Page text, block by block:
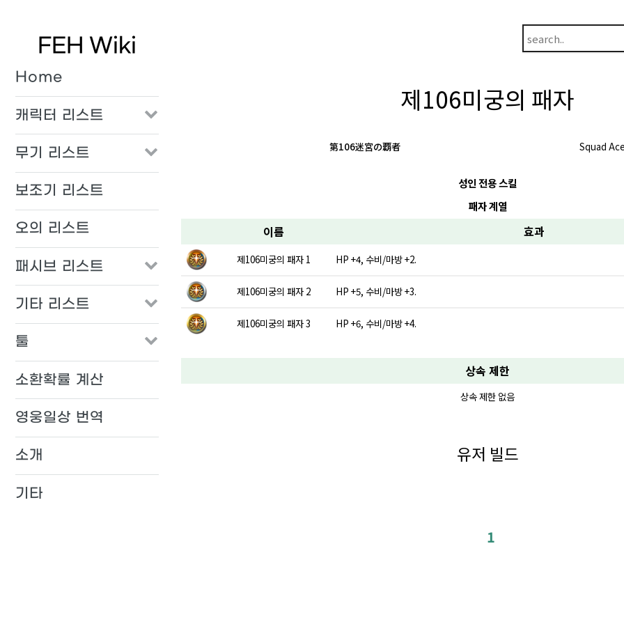
FEH Wiki
Home
캐릭터 리스트
무기 리스트
보조기 리스트
오의 리스트
패시브 리스트
기타 리스트
툴
소환확률 계산
영웅일상 번역
소개
기타
제106미궁의 패자
第106迷宮の覇者 Squad
성인 전용 스킬
패자 계열
이름 효과
제106미궁의 패자 1 HP +4, 수비/마방 +2.
제106미궁의 패자 2 HP +5, 수비/마방 +3.
제106미궁의 패자 3 HP +6, 수비/마방 +4.
상속 제한
상속 제한 없음
유저 빌드
1